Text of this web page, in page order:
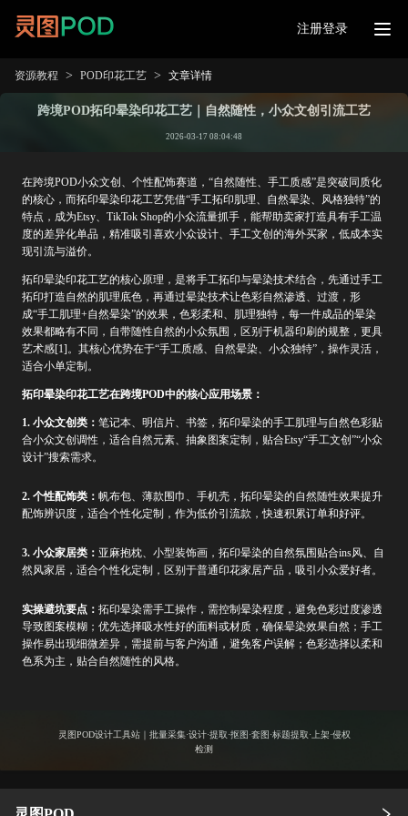
注册登录
资源教程 > POD印花工艺 > 文章详情
跨境POD拓印晕染印花工艺｜自然随性，小众文创引流工艺
2026-03-17 08:04:48
在跨境POD小众文创、个性配饰赛道，“自然随性、手工质感”是突破同质化
的核心，而拓印晕染印花工艺凭借“手工拓印肌理、自然晕染、风格独特”的
特点，成为Etsy、TikTok Shop的小众流量抓手，能帮助卖家打造具有手工温
度的差异化单品，精准吸引喜欢小众设计、手工文创的海外买家，低成本实
现引流与溢价。
拓印晕染印花工艺的核心原理，是将手工拓印与晕染技术结合，先通过手工
拓印打造自然的肌理底色，再通过晕染技术让色彩自然渗透、过渡，形
成“手工肌理+自然晕染”的效果，色彩柔和、肌理独特，每一件成品的晕染
效果都略有不同，自带随性自然的小众氛围，区别于机器印刷的规整，更具
艺术感[1]。其核心优势在于“手工质感、自然晕染、小众独特”，操作灵活，
适合小单定制。
拓印晕染印花工艺在跨境POD中的核心应用场景：
1. 小众文创类： 笔记本、明信片、书签，拓印晕染的手工肌理与自然色彩贴
合小众文创调性，适合自然元素、抽象图案定制，贴合Etsy“手工文创”“小众
设计”搜索需求。
2. 个性配饰类： 帆布包、薄款围巾、手机壳，拓印晕染的自然随性效果提升
配饰辨识度，适合个性化定制，作为低价引流款，快速积累订单和好评。
3. 小众家居类： 亚麻抱枕、小型装饰画，拓印晕染的自然氛围贴合ins风、自
然风家居，适合个性化定制，区别于普通印花家居产品，吸引小众爱好者。
实操避坑要点： 拓印晕染需手工操作，需控制晕染程度，避免色彩过度渗透
导致图案模糊；优先选择吸水性好的面料或材质，确保晕染效果自然；手工
操作易出现细微差异，需提前与客户沟通，避免客户误解；色彩选择以柔和
色系为主，贴合自然随性的风格。
灵图POD设计工具站｜批量采集·设计·提取·抠图·套图·标题提取·上架·侵权
检测